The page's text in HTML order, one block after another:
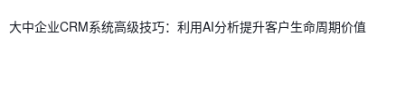
大中企业CRM系统高级技巧：利用AI分析提升客户生命周期价值